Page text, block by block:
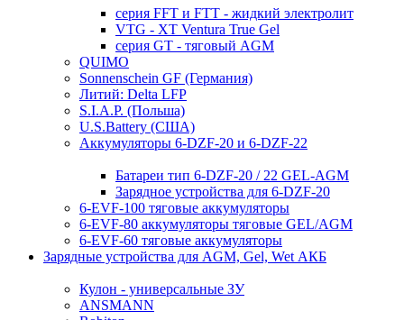
серия FFT и FTT - жидкий электролит
VTG - XT Ventura True Gel
серия GT - тяговый AGM
QUIMO
Sonnenschein GF (Германия)
Литий: Delta LFP
S.I.A.P. (Польша)
U.S.Battery (США)
Аккумуляторы 6-DZF-20 и 6-DZF-22
Батареи тип 6-DZF-20 / 22 GEL-AGM
Зарядное устройства для 6-DZF-20
6-EVF-100 тяговые аккумуляторы
6-EVF-80 аккумуляторы тяговые GEL/AGM
6-EVF-60 тяговые аккумуляторы
Зарядные устройства для AGM, Gel, Wet АКБ
Кулон - универсальные ЗУ
ANSMANN